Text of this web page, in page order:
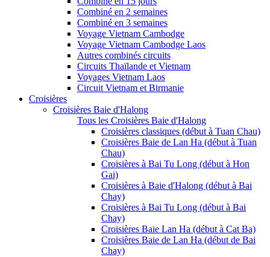
Combiné en 2 semaines
Combiné en 3 semaines
Voyage Vietnam Cambodge
Voyage Vietnam Cambodge Laos
Autres combinés circuits
Circuits Thaïlande et Vietnam
Voyages Vietnam Laos
Circuit Vietnam et Birmanie
Croisières
Croisières Baie d'Halong
Tous les Croisières Baie d'Halong
Croisières classiques (début à Tuan Chau)
Croisières Baie de Lan Ha (début à Tuan
Chau)
Croisières à Bai Tu Long (début à Hon
Gai)
Croisières à Baie d'Halong (début à Bai
Chay)
Croisières à Bai Tu Long (début à Bai
Chay)
Croisières Baie Lan Ha (début à Cat Ba)
Croisières Baie de Lan Ha (début de Bai
Chay)